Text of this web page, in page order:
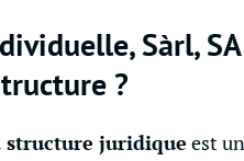
Sàrl,
?
structure juridique est